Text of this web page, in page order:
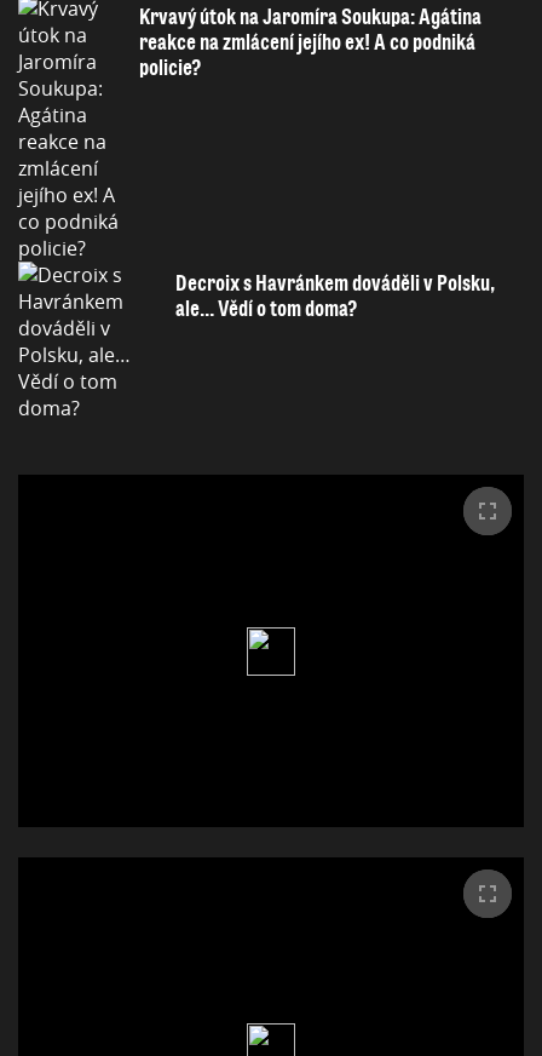
Krvavý útok na Jaromíra Soukupa: Agátina
reakce na zmlácení jejího ex! A co podniká
policie?
Decroix s Havránkem dováděli v Polsku,
ale… Vědí o tom doma?